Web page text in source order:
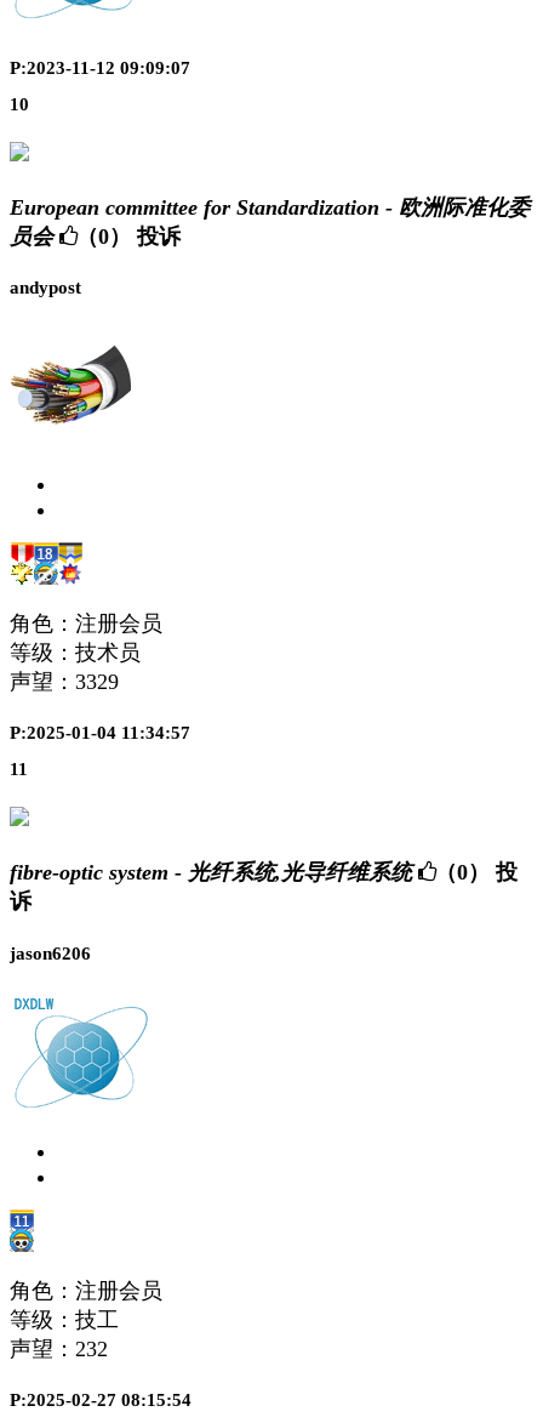
P:2023-11-12 09:09:07
10
European committee for Standardization - 欧洲际准化委
员会
（0） 投诉
andypost
角色：注册会员
等级：技术员
声望： 3329
P:2025-01-04 11:34:57
11
fibre-optic system - 光纤系统,光导纤维系统 （0）
投
诉
jason6206
角色：注册会员
等级：技工
声望： 232
P:2025-02-27 08:15:54